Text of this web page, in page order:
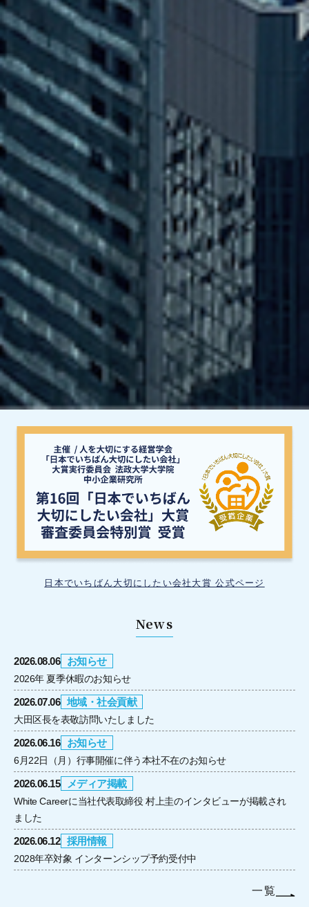
日本でいちばん大切にしたい会社大賞 公式ページ
News
2026.08.06 お知らせ
2026年 夏季休暇のお知らせ
2026.07.06 地域・社会貢献
大田区長を表敬訪問いたしました
2026.06.16 お知らせ
6月22日（月）行事開催に伴う本社不在のお知らせ
2026.06.15 メディア掲載
White Careerに当社代表取締役 村上圭のインタビューが掲載され
ました
2026.06.12 採用情報
2028年卒対象 インターンシップ予約受付中
一覧